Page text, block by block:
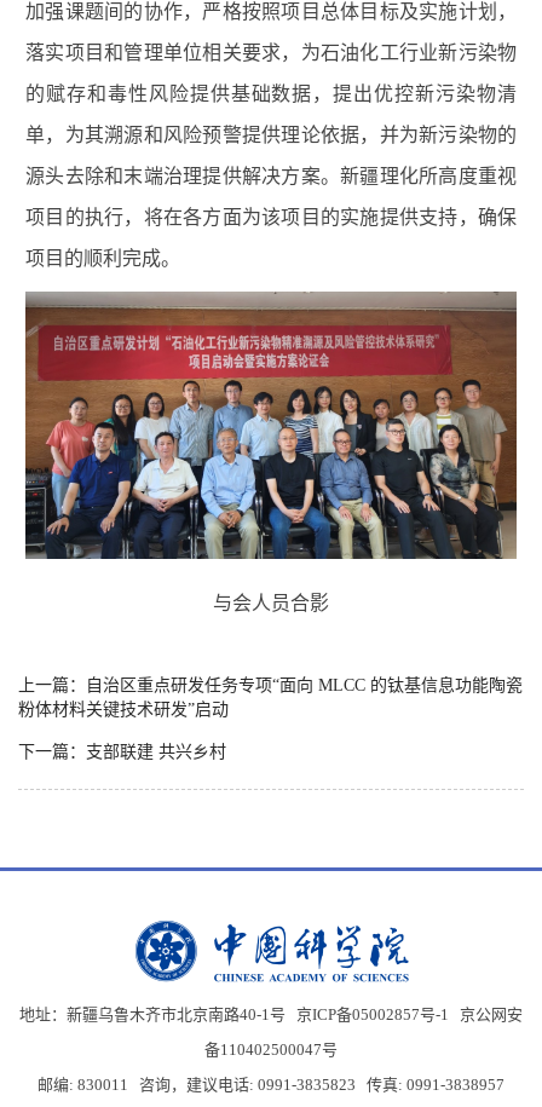
加强课题间的协作，严格按照项目总体目标及实施计划，
落实项目和管理单位相关要求，为石油化工行业新污染物
的赋存和毒性风险提供基础数据，提出优控新污染物清
单，为其溯源和风险预警提供理论依据，并为新污染物的
源头去除和末端治理提供解决方案。新疆理化所高度重视
项目的执行，将在各方面为该项目的实施提供支持，确保
项目的顺利完成。
与会人员合影
上一篇：自治区重点研发任务专项“面向 MLCC 的钛基信息功能陶瓷
粉体材料关键技术研发”启动
下一篇：支部联建 共兴乡村
地址：新疆乌鲁木齐市北京南路40-1号 京ICP备05002857号-1 京公网安
备110402500047号
邮编: 830011 咨询，建议电话: 0991-3835823 传真: 0991-3838957